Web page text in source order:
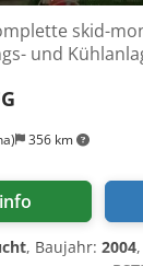
356 km
skid-
und
, Baujahr: 2004,